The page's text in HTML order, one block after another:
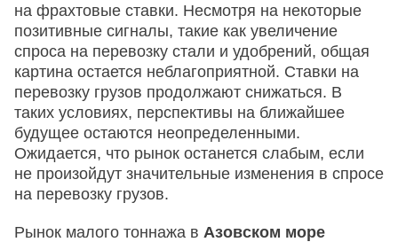
на фрахтовые ставки. Несмотря на некоторые
позитивные сигналы, такие как увеличение
спроса на перевозку стали и удобрений, общая
картина остается неблагоприятной. Ставки на
перевозку грузов продолжают снижаться. В
таких условиях, перспективы на ближайшее
будущее остаются неопределенными.
Ожидается, что рынок останется слабым, если
не произойдут значительные изменения в спросе
на перевозку грузов.
Рынок малого тоннажа в Азовском море